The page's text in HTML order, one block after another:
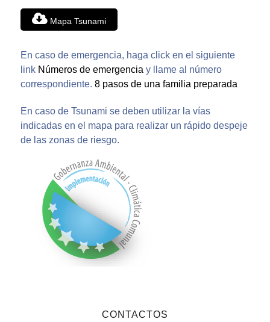
Mapa Tsunami
En caso de emergencia, haga click en el siguiente
link Números de emergencia y llame al número
correspondiente. 8 pasos de una familia preparada
En caso de Tsunami se deben utilizar la vías
indicadas en el mapa para realizar un rápido despeje
de las zonas de riesgo.
CONTACTOS